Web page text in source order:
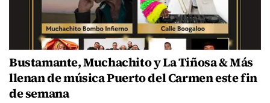
Bustamante, Muchachito y La Tiñosa & Más
llenan de música Puerto del Carmen este fin
de semana